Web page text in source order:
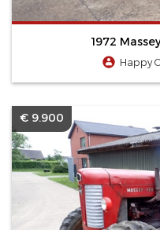
1972
Happy
€ 9.900